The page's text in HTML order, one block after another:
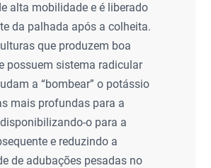
alta mobilidade e é liberado
da palhada após a colheita.
que produzem boa
possuem sistema radicular
a “bombear” o potássio
mais profundas para a
o para a
e reduzindo a
de adubações pesadas no